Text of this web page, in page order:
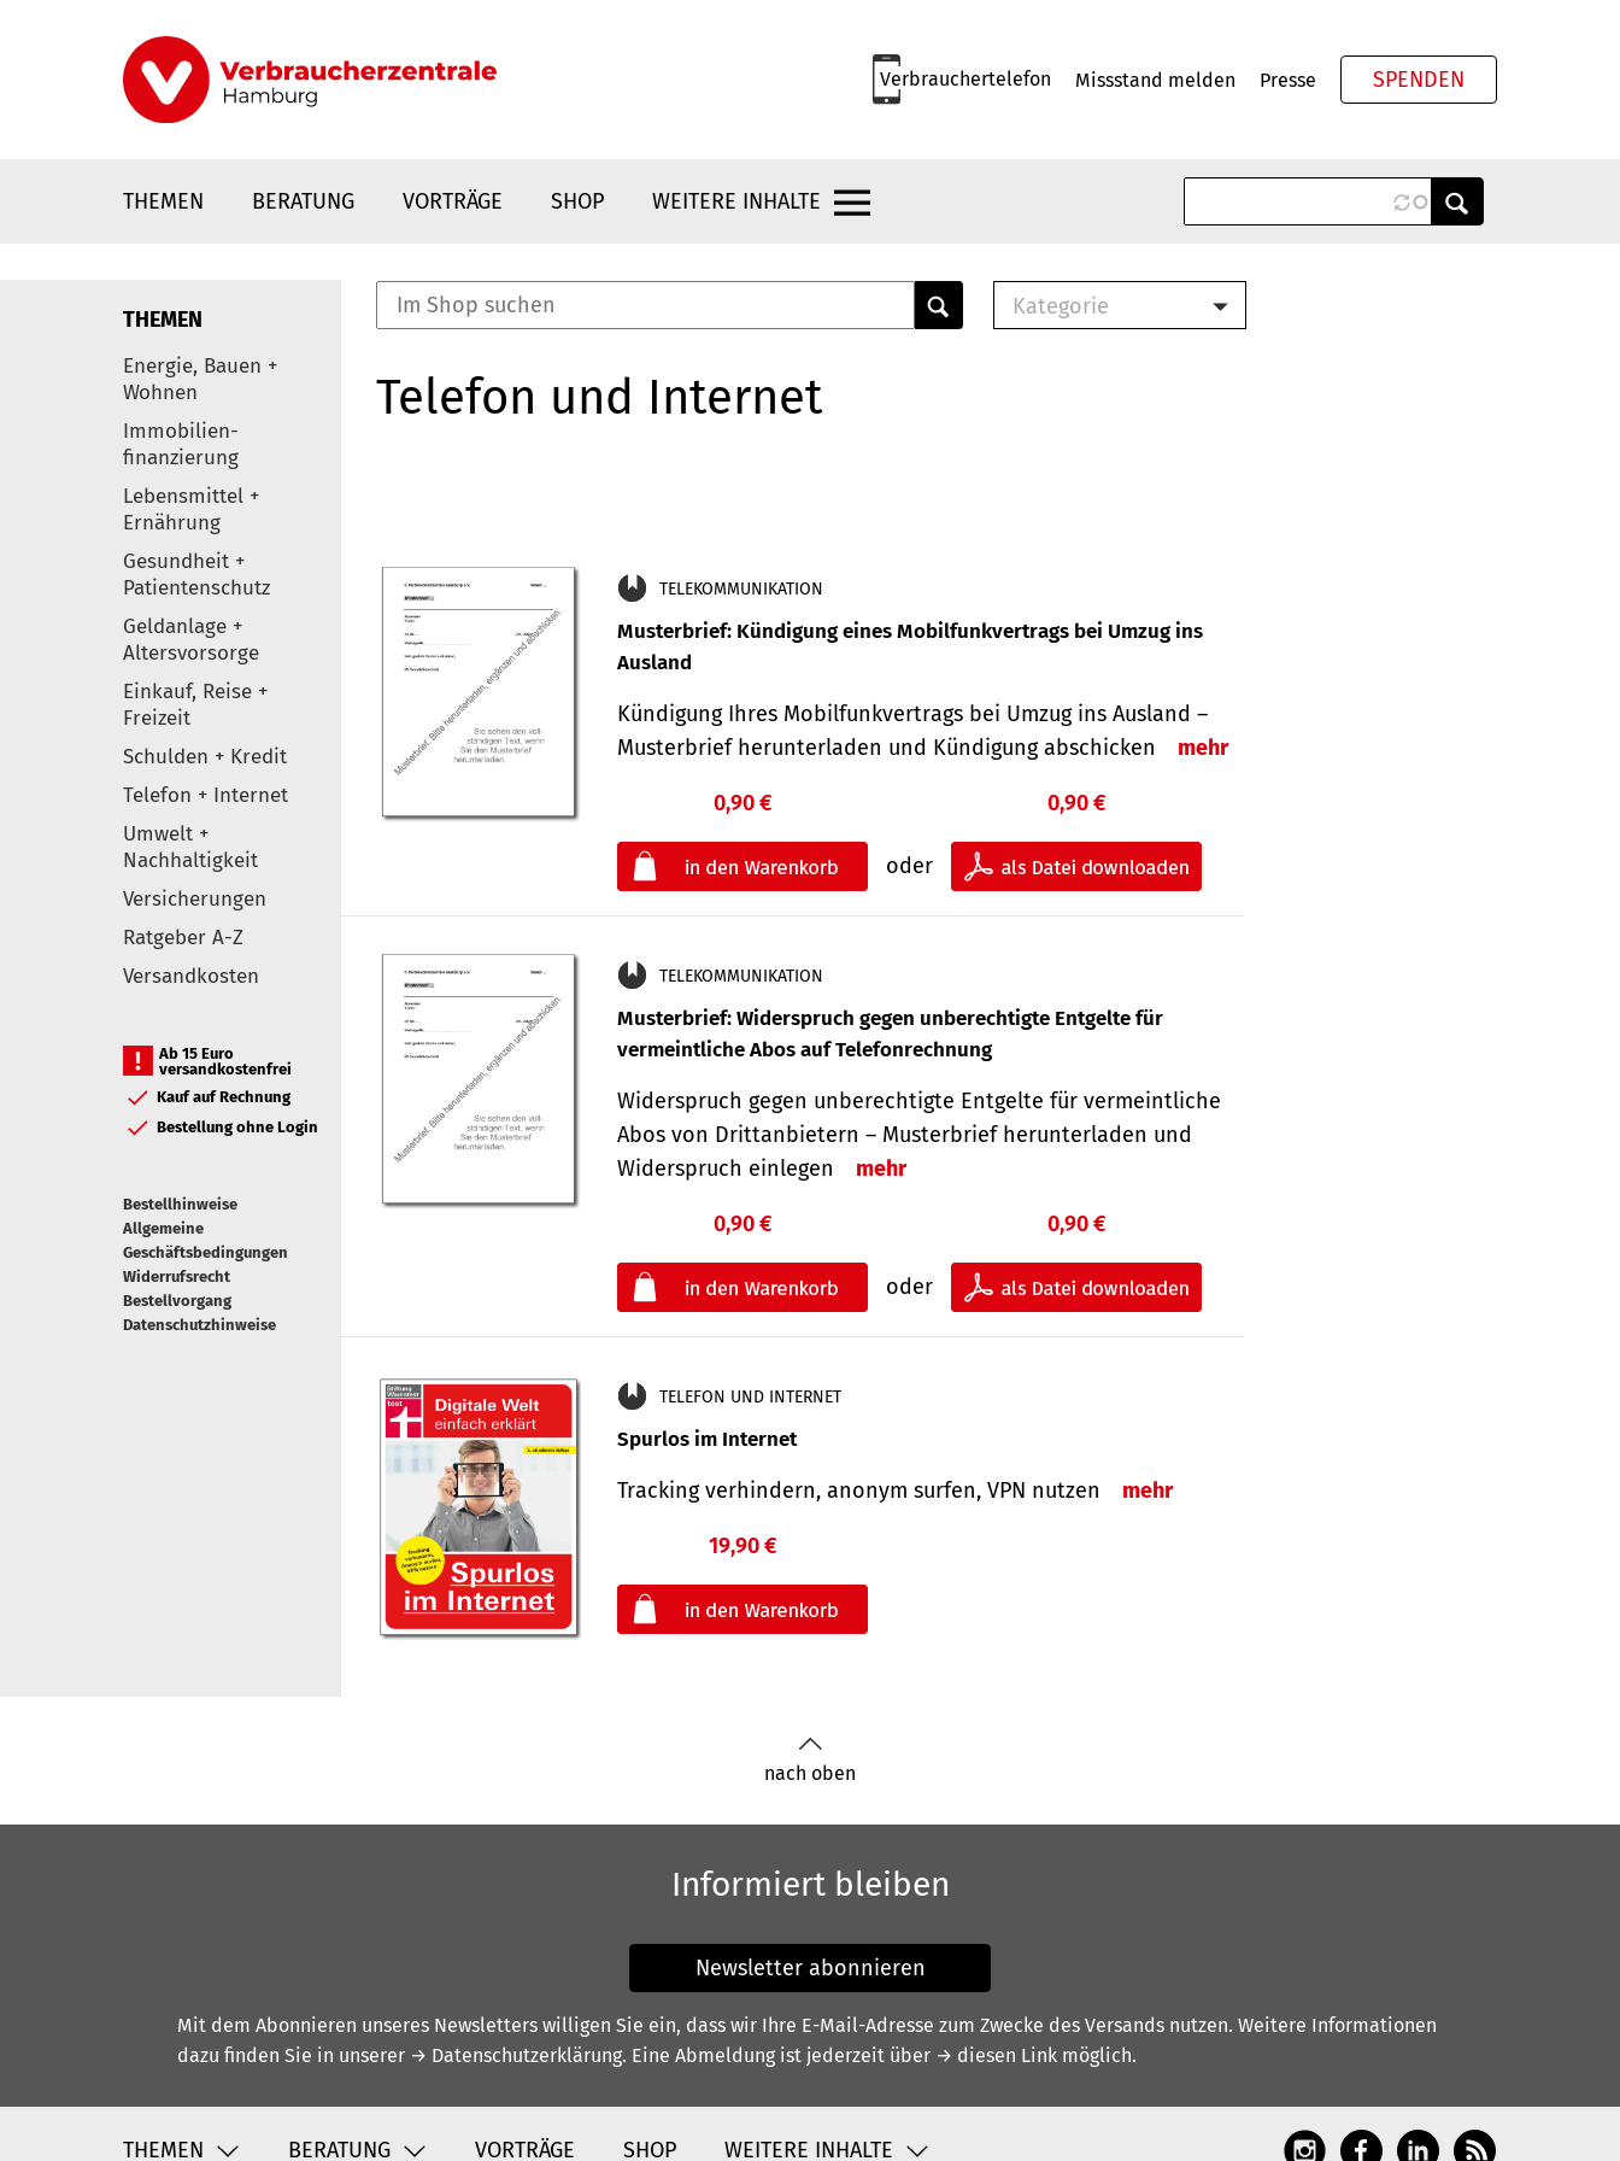
Verbrauchertelefon Missstand melden Presse SPENDEN
THEMEN BERATUNG VORTRÄGE SHOP WEITERE INHALTE
Elemente
THEMEN
Energie, Bauen +
Wohnen
Immobilien-
finanzierung
Lebensmittel +
Ernährung
Gesundheit +
Patientenschutz
Geldanlage +
Altersvorsorge
Einkauf, Reise +
Freizeit
Schulden + Kredit
Telefon + Internet
Umwelt +
Nachhaltigkeit
Versicherungen
Ratgeber A-Z
Versandkosten
Ab 15 Euro
versandkostenfrei
Kauf auf Rechnung
Bestellung ohne Login
Bestellhinweise
Allgemeine
Geschäftsbedingungen
Widerrufsrecht
Bestellvorgang
Datenschutzhinweise
Kategorie
Telefon und Internet
TELEKOMMUNIKATION
Musterbrief: Kündigung eines Mobilfunkvertrags bei Umzug ins
Ausland
Kündigung Ihres Mobilfunkvertrags bei Umzug ins Ausland –
Musterbrief herunterladen und Kündigung abschicken
mehr
0,90 €
oder
0,90 €
TELEKOMMUNIKATION
Musterbrief: Widerspruch gegen unberechtigte Entgelte für
vermeintliche Abos auf Telefonrechnung
Widerspruch gegen unberechtigte Entgelte für vermeintliche
Abos von Drittanbietern – Musterbrief herunterladen und
Widerspruch einlegen
mehr
0,90 €
oder
0,90 €
TELEFON UND INTERNET
Spurlos im Internet
Tracking verhindern, anonym surfen, VPN nutzen mehr
19,90 €
nach oben
Informiert bleiben
Newsletter abonnieren
Mit dem Abonnieren unseres Newsletters willigen Sie ein, dass wir Ihre E-Mail-Adresse zum Zwecke des Versands nutzen. Weitere Informationen
dazu finden Sie in unserer → Datenschutzerklärung. Eine Abmeldung ist jederzeit über → diesen Link möglich.
THEMEN BERATUNG VORTRÄGE SHOP WEITERE INHALTE